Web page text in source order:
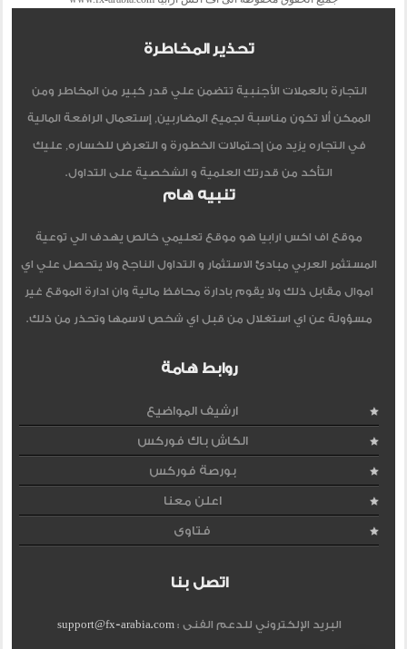
تحذير المخاطرة
التجارة بالعملات الأجنبية تتضمن علي قدر كبير من المخاطر ومن
الممكن ألا تكون مناسبة لجميع المضاربين, إستعمال الرافعة المالية
في التجاره يزيد من إحتمالات الخطورة و التعرض للخساره, عليك
التأكد من قدرتك العلمية و الشخصية على التداول.
تنبيه هام
موقع اف اكس ارابيا هو موقع تعليمي خالص يهدف الي توعية
المستثمر العربي مبادئ الاستثمار و التداول الناجح ولا يتحصل علي اي
اموال مقابل ذلك ولا يقوم بادارة محافظ مالية وان ادارة الموقع غير
مسؤولة عن اي استغلال من قبل اي شخص لاسمها وتحذر من ذلك.
روابط هامة
ارشيف المواضيع
الكاش باك فوركس
بورصة فوركس
اعلن معنا
فتاوى
اتصل بنا
البريد الإلكتروني للدعم الفنى :support@fx-arabia.com